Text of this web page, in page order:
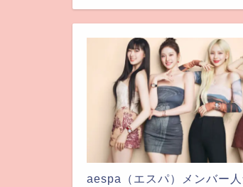
aespa（エスパ）メンバー